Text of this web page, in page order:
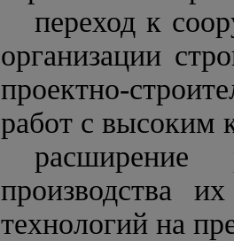
переход к
организации
проектно-
работ с высоким
расширение
производства
технологий на